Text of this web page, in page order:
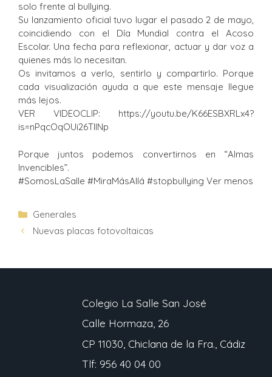
solo frente al bullying.
Su lanzamiento oficial tuvo lugar el pasado 2 de mayo,
coincidiendo con el Día Mundial contra el Acoso
Escolar. Una fecha para reflexionar, actuar y dar voz a
quienes más lo necesitan.
Os invitamos a verlo, sentirlo y compartirlo. Porque
cada visualización ayuda a que este mensaje llegue
más lejos.
VER VIDEOCLIP: https://youtu.be/K66ESBXRLx4?
is=nPqcOqOUi26TIlNp
Porque juntos podemos convertirnos en “Almas
Invencibles”.
#SomosLaSalle #MiraMásAllá #stopbullying Ver menos
Generales
Nuevas placas fotovoltaicas
Colegio La Salle San José
Calle Hormaza, 26
CP 11030, Chiclana de la Fra., Cádiz
Tlf: 956 40 04 00